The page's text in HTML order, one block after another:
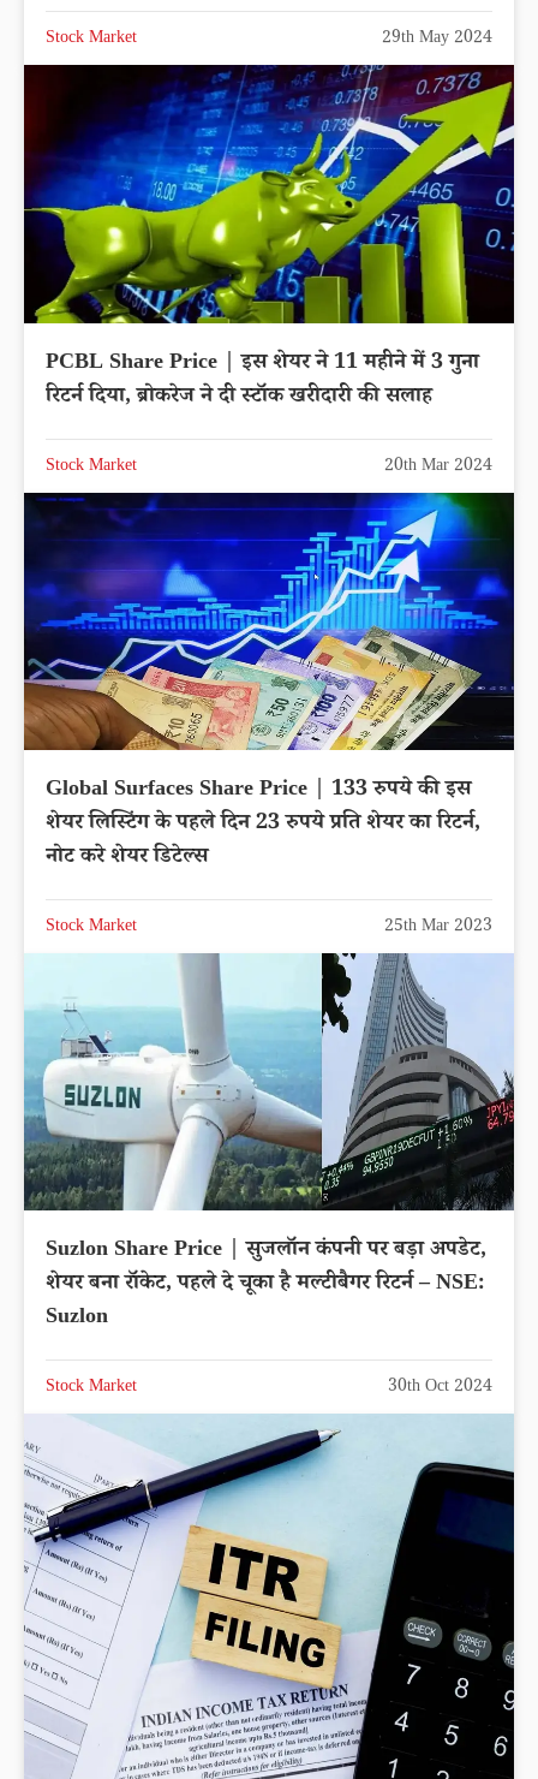
Stock Market 29th May 2024
PCBL Share Price | इस शेयर ने 11 महीने में 3 गुना
रिटर्न दिया, ब्रोकरेज ने दी स्टॉक खरीदारी की सलाह
Stock Market 20th Mar 2024
Global Surfaces Share Price | 133 रुपये की इस
शेयर लिस्टिंग के पहले दिन 23 रुपये प्रति शेयर का रिटर्न,
नोट करे शेयर डिटेल्स
Stock Market 25th Mar 2023
Suzlon Share Price | सुजलॉन कंपनी पर बड़ा अपडेट,
शेयर बना रॉकेट, पहले दे चूका है मल्टीबैगर रिटर्न – NSE:
Suzlon
Stock Market 30th Oct 2024